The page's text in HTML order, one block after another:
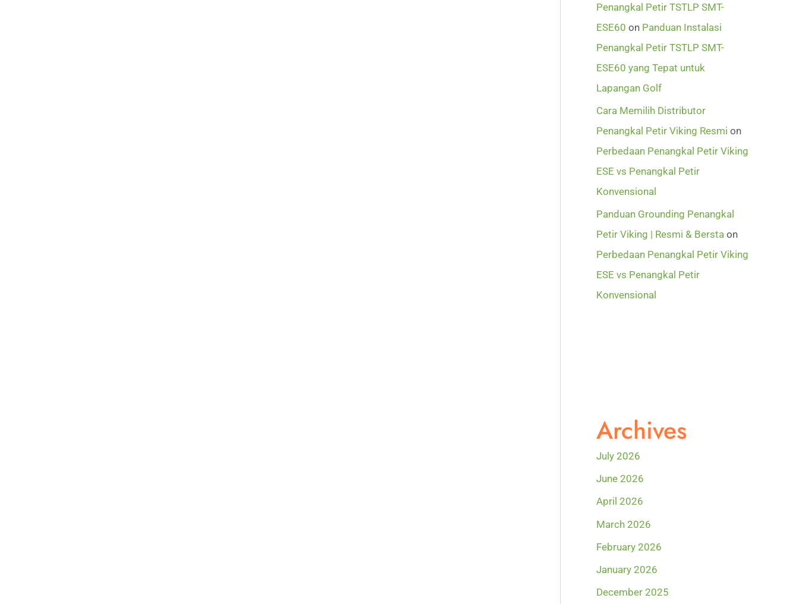
Penangkal Petir TSTLP SMT-
ESE60 on Panduan Instalasi
Penangkal Petir TSTLP SMT-
ESE60 yang Tepat untuk
Lapangan Golf
Cara Memilih Distributor
Penangkal Petir Viking Resmi on
Perbedaan Penangkal Petir Viking
ESE vs Penangkal Petir
Konvensional
Panduan Grounding Penangkal
Petir Viking | Resmi & Bersta on
Perbedaan Penangkal Petir Viking
ESE vs Penangkal Petir
Konvensional
Archives
July 2026
June 2026
April 2026
March 2026
February 2026
January 2026
December 2025